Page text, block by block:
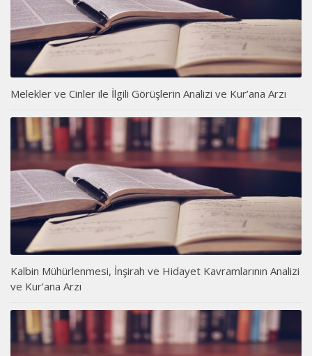
Melekler ve Cinler ile İlgili Görüşlerin Analizi ve Kur’ana Arzı
Kalbin Mühürlenmesi, İnşirah ve Hidayet Kavramlarının Analizi
ve Kur’ana Arzı